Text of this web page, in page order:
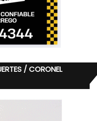
/ CORONEL